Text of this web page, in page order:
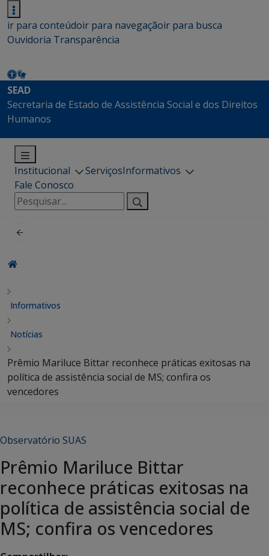
ir para conteúdoir para navegaçãoir para busca
Ouvidoria Transparência
SEAD
Secretaria de Estado de Assistência Social e dos Direitos
Humanos
Institucional ServiçosInformativos
Fale Conosco
Pesquisar
por:
Informativos
Notícias
Prêmio Mariluce Bittar reconhece práticas exitosas na
política de assistência social de MS; confira os
vencedores
Observatório SUAS
Prêmio Mariluce Bittar
reconhece práticas exitosas na
política de assistência social de
MS; confira os vencedores